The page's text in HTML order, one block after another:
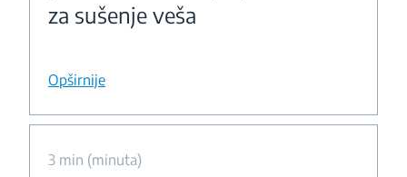
za sušenje veša
Opširnije
3 min (minuta)